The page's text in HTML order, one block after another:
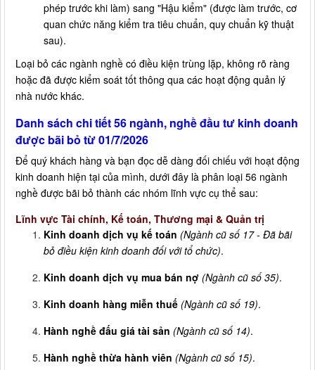
phép trước khi làm) sang "Hậu kiểm" (được làm trước, cơ
quan chức năng kiểm tra tiêu chuẩn, quy chuẩn kỹ thuật
sau).
Loại bỏ các ngành nghề có điều kiện trùng lặp, không rõ ràng
hoặc đã được kiểm soát tốt thông qua các hoạt động quản lý
nhà nước khác.
Danh sách chi tiết 56 ngành, nghề đầu tư kinh doanh
được bãi bỏ từ 01/7/2026
Để quý khách hàng và bạn đọc dễ dàng đối chiếu với hoạt động
kinh doanh hiện tại của mình, dưới đây là phân loại 56 ngành
nghề được bãi bỏ thành các nhóm lĩnh vực cụ thể sau:
Lĩnh vực Tài chính, Kế toán, Thương mại & Quản trị
Kinh doanh dịch vụ kế toán (Ngành cũ số 17 - Đã bãi
bỏ điều kiện kinh doanh đối với tổ chức).
Kinh doanh dịch vụ mua bán nợ (Ngành cũ số 35).
Kinh doanh hàng miễn thuế (Ngành cũ số 19).
Hành nghề đấu giá tài sản (Ngành cũ số 14).
Hành nghề thừa hành viên (Ngành cũ số 15).